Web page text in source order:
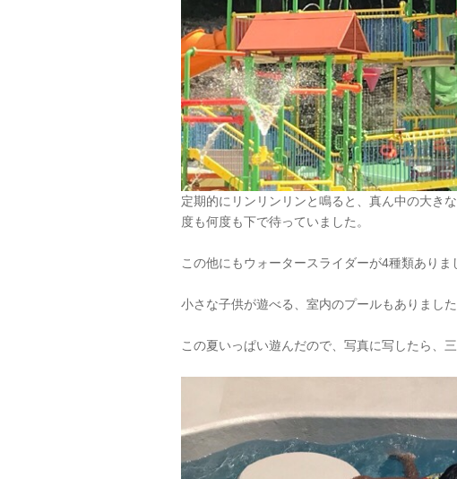
定期的にリンリンリンと鳴ると、真ん中の大き
度も何度も下で待っていました。
この他にもウォータースライダーが4種類ありま
小さな子供が遊べる、室内のプールもありました
この夏いっぱい遊んだので、写真に写したら、